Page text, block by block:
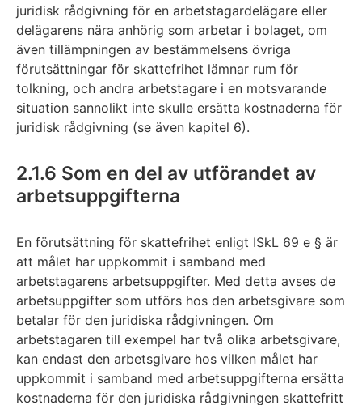
juridisk rådgivning för en arbetstagardelägare eller
delägarens nära anhörig som arbetar i bolaget, om
även tillämpningen av bestämmelsens övriga
förutsättningar för skattefrihet lämnar rum för
tolkning, och andra arbetstagare i en motsvarande
situation sannolikt inte skulle ersätta kostnaderna för
juridisk rådgivning (se även kapitel 6).
2.1.6 Som en del av utförandet av
arbetsuppgifterna
En förutsättning för skattefrihet enligt ISkL 69 e § är
att målet har uppkommit i samband med
arbetstagarens arbetsuppgifter. Med detta avses de
arbetsuppgifter som utförs hos den arbetsgivare som
betalar för den juridiska rådgivningen. Om
arbetstagaren till exempel har två olika arbetsgivare,
kan endast den arbetsgivare hos vilken målet har
uppkommit i samband med arbetsuppgifterna ersätta
kostnaderna för den juridiska rådgivningen skattefritt